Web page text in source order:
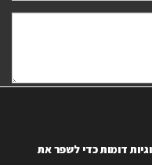
בכל עת.
דומות כדי לשפר את